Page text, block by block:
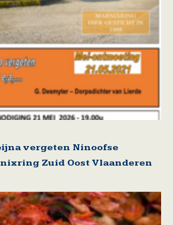
vergeten Ninoofse
Zuid Oost Vlaanderen